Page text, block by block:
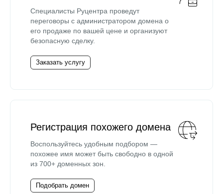
Специалисты Руцентра проведут
переговоры с администратором домена о
его продаже по вашей цене и организуют
безопасную сделку.
Заказать услугу
Регистрация похожего домена
Воспользуйтесь удобным подбором —
похожее имя может быть свободно в одной
из 700+ доменных зон.
Подобрать домен